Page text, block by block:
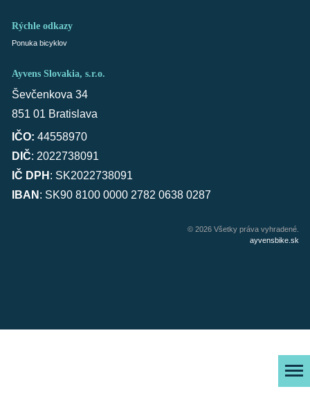
Rýchle odkazy
Ponuka bicyklov
Ayvens Slovakia, s.r.o.
Ševčenkova 34
851 01 Bratislava
IČO: 44558970
DIČ: 2022738091
IČ DPH : SK2022738091
IBAN : SK90 8100 0000 2782 0638 0287
© 2026 Všetky práva vyhradené.
ayvensbike.sk